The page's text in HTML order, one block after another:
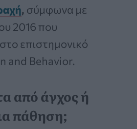
, σύμφωνα με
2016 που
επιστημονικό
and Behavior.
από άγχος ή
πάθηση;